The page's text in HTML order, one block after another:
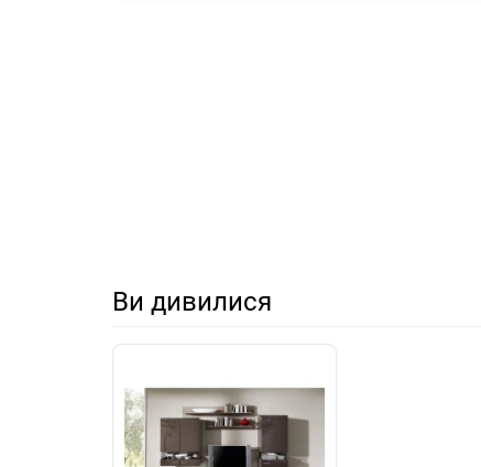
Ви дивилися